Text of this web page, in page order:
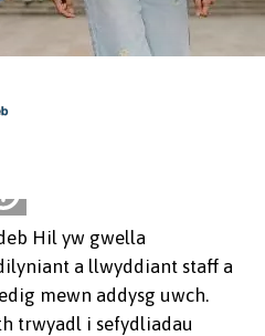
Hil yw gwella
a llwyddiant staff a
mewn addysg uwch.
trwyadl i sefydliadau